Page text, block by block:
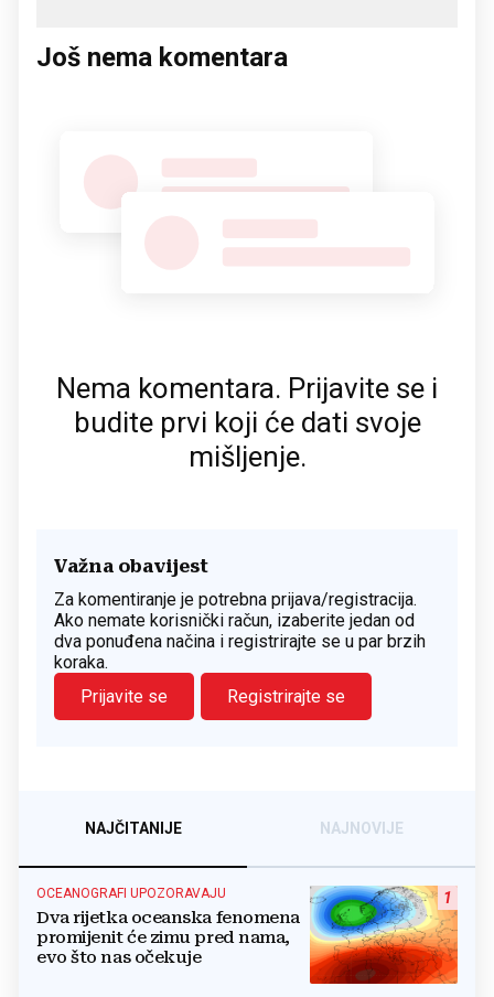
Još nema komentara
Nema komentara. Prijavite se i
budite prvi koji će dati svoje
mišljenje.
Važna obavijest
Za komentiranje je potrebna prijava/registracija.
Ako nemate korisnički račun, izaberite jedan od
dva ponuđena načina i registrirajte se u par brzih
koraka.
Prijavite se
Registrirajte se
NAJČITANIJE NAJNOVIJE
1
OCEANOGRAFI UPOZORAVAJU
Dva rijetka oceanska fenomena
promijenit će zimu pred nama,
evo što nas očekuje